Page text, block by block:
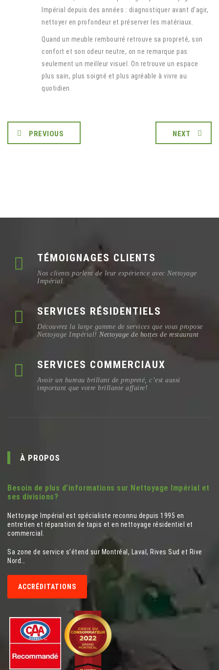
Impérial depuis des années : diagnostiquer avant d’agir,
nettoyer en profondeur et préserver les matériaux.
Quand un meuble rembourré retrouve sa propreté, son
confort et son odeur neutre, on ne remarque pas
seulement un meilleur visuel. On retrouve un espace
plus sain, plus soigné et plus agréable à vivre au
quotidien.
PREVIOUS NEXT
TÉMOIGNAGES CLIENTS
Nos clients parlent de leur expérience avec Nettoyage
Impérial
SERVICES RÉSIDENTIELS
Découvrez la large gamme de services que vous propose
Nettoyage Impérial! Nettoyage de hottes de restaurant
SERVICES COMMERCIAUX
Avoir un bureau brillant de propreté, c’est aussi
important que votre brillante affaire!
À PROPOS
Besoin de plus d’informations sur Nettoyage Impérial et
ses divisions?
Nettoyage Impérial est spécialiste reconnu depuis 1995 en
entretien et réparation de tapis et en nettoyage résidentiel et
commercial.
Sa zone de service s’étend sur Montréal, Laval, Rives Sud et Rive
Nord…
ACCRÉDITATIONS